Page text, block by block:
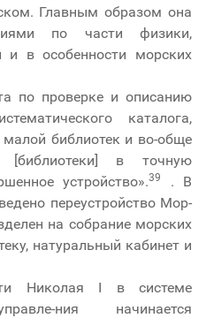
Главным образом она
по части физики,
и в особенности морских
по проверке и описанию
каталога,
библиотек и во-обще
в точную
устройство».39
. В
переустройство Мор-
на собрание морских
натуральный кабинет и
Николая I в системе
ния начинается